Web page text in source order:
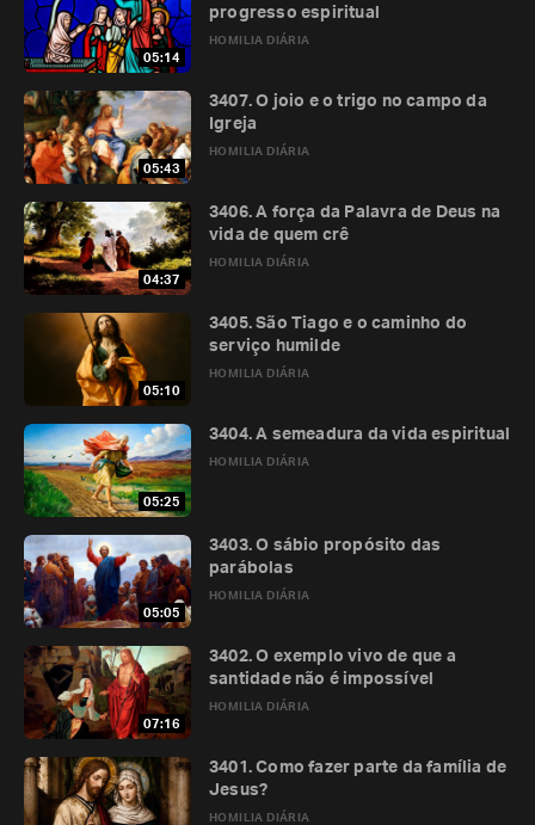
05:14
HOMILIA DIÁRIA
progresso espiritual
05:43
HOMILIA DIÁRIA
3407. O joio e o trigo no campo da
Igreja
04:37
HOMILIA DIÁRIA
3406. A força da Palavra de Deus na
vida de quem crê
05:10
HOMILIA DIÁRIA
3405. São Tiago e o caminho do
serviço humilde
05:25
HOMILIA DIÁRIA
3404. A semeadura da vida espiritual
05:05
HOMILIA DIÁRIA
3403. O sábio propósito das
parábolas
07:16
HOMILIA DIÁRIA
3402. O exemplo vivo de que a
santidade não é impossível
HOMILIA DIÁRIA
3401. Como fazer parte da família de
Jesus?